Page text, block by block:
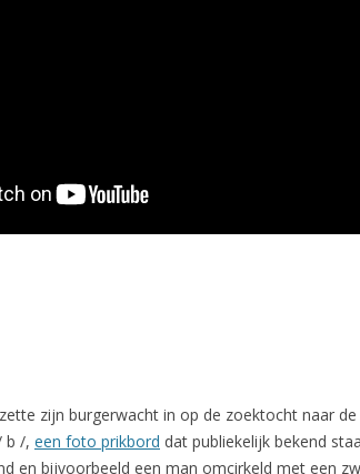
zijn burgerwacht in op de zoektocht naar
b /, een foto prikbord dat publiekelijk bekend
en bijvoorbeeld een man omcirkeld met een